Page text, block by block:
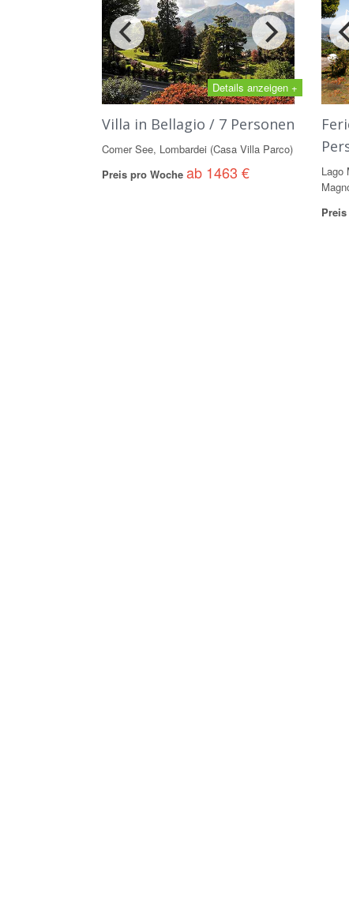
Details anzeigen +
Villa in Bellagio / 7 Personen
Comer See, Lombardei (Casa Villa Parco)
Preis pro Woche ab 1463 €
Lago